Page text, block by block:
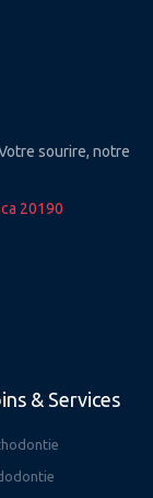
sourire, notre
20190
& Services